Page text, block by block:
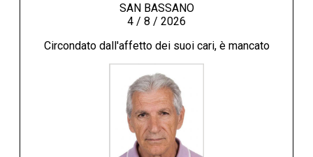
SAN BASSANO
4 / 8 / 2026
Circondato dall'affetto dei suoi cari, è mancato